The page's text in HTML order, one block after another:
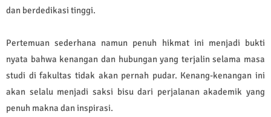
dan berdedikasi tinggi.
Pertemuan sederhana namun penuh hikmat ini menjadi bukti
nyata bahwa kenangan dan hubungan yang terjalin selama masa
studi di fakultas tidak akan pernah pudar. Kenang-kenangan ini
akan selalu menjadi saksi bisu dari perjalanan akademik yang
penuh makna dan inspirasi.